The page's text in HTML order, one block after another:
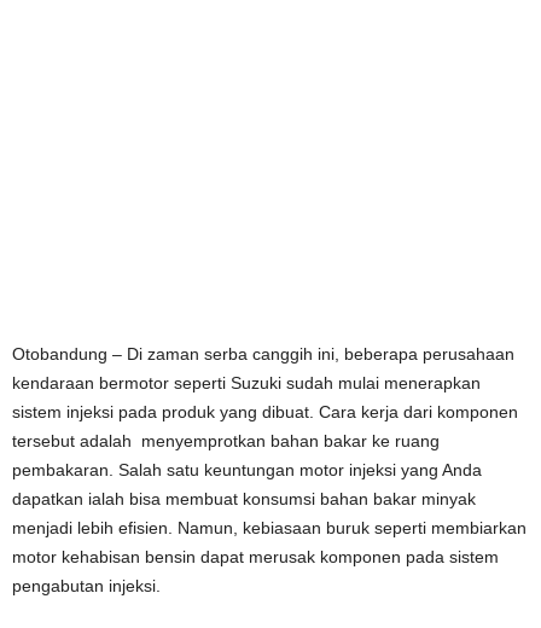
Otobandung – Di zaman serba canggih ini, beberapa perusahaan
kendaraan bermotor seperti Suzuki sudah mulai menerapkan
sistem injeksi pada produk yang dibuat. Cara kerja dari komponen
tersebut adalah menyemprotkan bahan bakar ke ruang
pembakaran. Salah satu keuntungan motor injeksi yang Anda
dapatkan ialah bisa membuat konsumsi bahan bakar minyak
menjadi lebih efisien. Namun, kebiasaan buruk seperti membiarkan
motor kehabisan bensin dapat merusak komponen pada sistem
pengabutan injeksi.